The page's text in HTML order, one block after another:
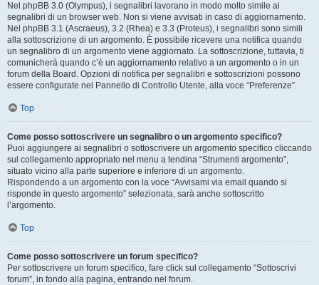
Nel phpBB 3.0 (Olympus), i segnalibri lavorano in modo molto simile ai
segnalibri di un browser web. Non si viene avvisati in caso di aggiornamento.
Nel phpBB 3.1 (Ascraeus), 3.2 (Rhea) e 3.3 (Proteus), i segnalibri sono simili
alla sottoscrizione di un argomento. È possibile ricevere una notifica quando
un segnalibro di un argomento viene aggiornato. La sottoscrizione, tuttavia, ti
comunicherà quando c’è un aggiornamento relativo a un argomento o in un
forum della Board. Opzioni di notifica per segnalibri e sottoscrizioni possono
essere configurate nel Pannello di Controllo Utente, alla voce “Preferenze”.
Top
Come posso sottoscrivere un segnalibro o un argomento specifico?
Puoi aggiungere ai segnalibri o sottoscrivere un argomento specifico cliccando
sul collegamento appropriato nel menu a tendina “Strumenti argomento”,
situato vicino alla parte superiore e inferiore di un argomento.
Rispondendo a un argomento con la voce “Avvisami via email quando si
risponde in questo argomento” selezionata, sarà anche sottoscritto
l’argomento.
Top
Come posso sottoscrivere un forum specifico?
Per sottoscrivere un forum specifico, fare click sul collegamento “Sottoscrivi
forum”, in fondo alla pagina, entrando nel forum.